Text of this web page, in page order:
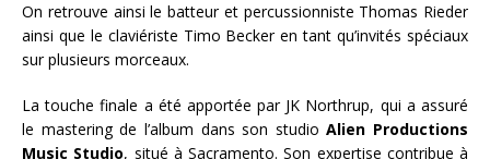
On retrouve ainsi le batteur et percussionniste Thomas Rieder
ainsi que le claviériste Timo Becker en tant qu’invités spéciaux
sur plusieurs morceaux.
La touche finale a été apportée par JK Northrup, qui a assuré
le mastering de l’album dans son studioAlien Productions
Music Studio, situé à Sacramento. Son expertise contribue à